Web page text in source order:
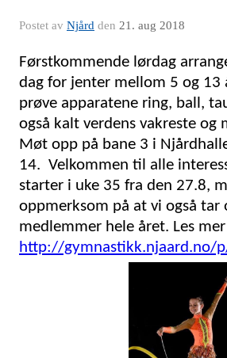
Postet av Njård den 21. aug 2018
Førstkommende lørdag
dag for jenter mellom 5 og 13
prøve apparatene ring, ball,
også kalt verdens vakreste og
Møt opp på bane 3 i
14. Velkommen til alle
starter i uke 35 fra den 27.8,
oppmerksom på at vi også tar
medlemmer hele året. Les mer
http://gymnastikk.njaard.no/